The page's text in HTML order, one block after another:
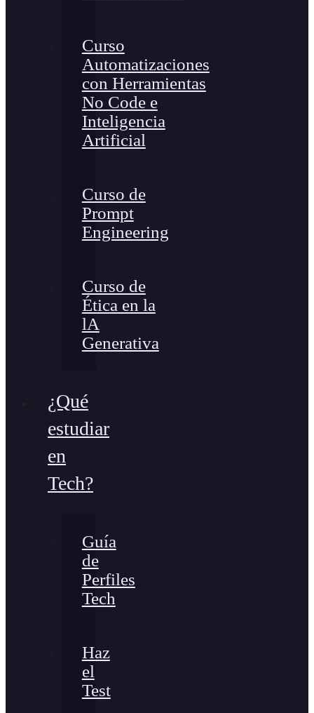
Curso
Automatizaciones
con Herramientas
No Code e
Inteligencia
Artificial
Curso de
Prompt
Engineering
Curso de
Ética en la
lA
Generativa
¿Qué
estudiar
en
Tech?
Guía
de
Perfiles
Tech
Haz
el
Test